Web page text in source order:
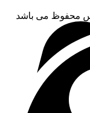
محفوظ می باشد